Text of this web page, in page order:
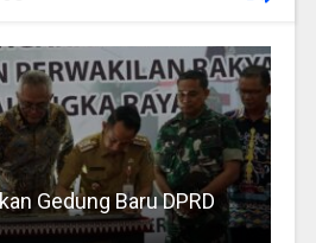
Gedung Baru DPRD